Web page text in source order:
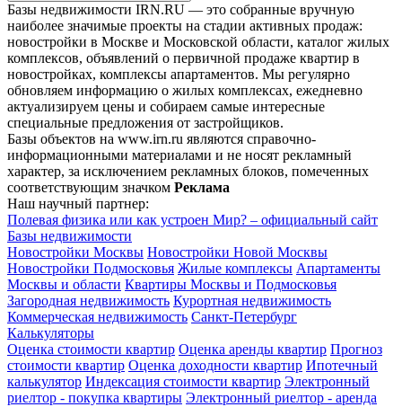
Базы недвижимости IRN.RU — это собранные вручную
наиболее значимые проекты на стадии активных продаж:
новостройки в Москве и Московской области, каталог жилых
комплексов, объявлений о первичной продаже квартир в
новостройках, комплексы апартаментов. Мы регулярно
обновляем информацию о жилых комплексах, ежедневно
актуализируем цены и собираем самые интересные
специальные предложения от застройщиков.
Базы объектов на www.irn.ru являются справочно-
информационными материалами и не носят рекламный
характер, за исключением рекламных блоков, помеченных
соответствующим значком Реклама
Наш научный партнер:
Полевая физика или как устроен Мир? – официальный сайт
Базы недвижимости
Новостройки Москвы Новостройки Новой Москвы
Новостройки Подмосковья Жилые комплексы Апартаменты
Москвы и области Квартиры Москвы и Подмосковья
Загородная недвижимость Курортная недвижимость
Коммерческая недвижимость Санкт-Петербург
Калькуляторы
Оценка стоимости квартир Оценка аренды квартир Прогноз
стоимости квартир Оценка доходности квартир Ипотечный
калькулятор Индексация стоимости квартир Электронный
риелтор - покупка квартиры Электронный риелтор - аренда